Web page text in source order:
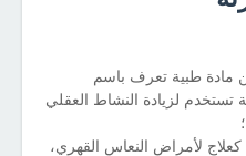
مادة طبية تعرف باسم
تستخدم لزيادة النشاط العقلي
لأمراض النعاس القهري،